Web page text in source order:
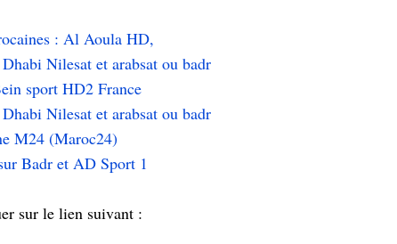
: Al Aoula HD,
Nilesat et arabsat ou badr
sport HD2 France
Nilesat et arabsat ou badr
M24 (Maroc24)
Badr et AD Sport 1
sur le lien suivant :